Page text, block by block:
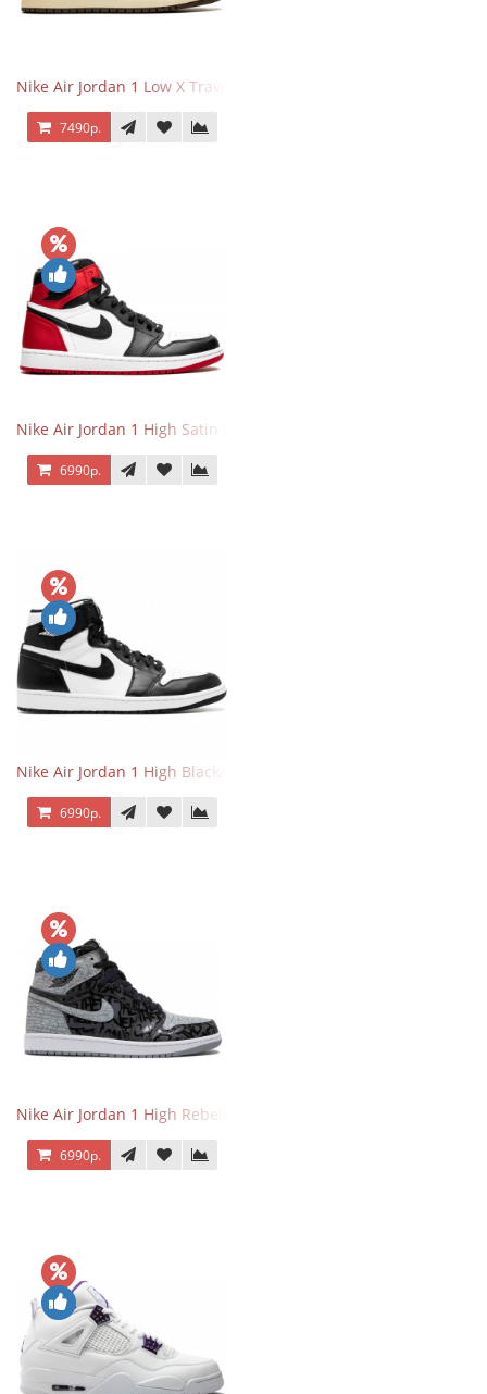
Nike Air Jordan 1 Low X Travis Scott Reverse Mocha
7490р.
Nike Air Jordan 1 High Satin Black Toe
6990р.
Nike Air Jordan 1 High Black/White
6990р.
Nike Air Jordan 1 High Rebellionaire
6990р.